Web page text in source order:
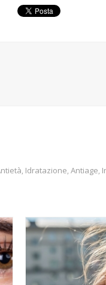
, Idratazione, Antiage,